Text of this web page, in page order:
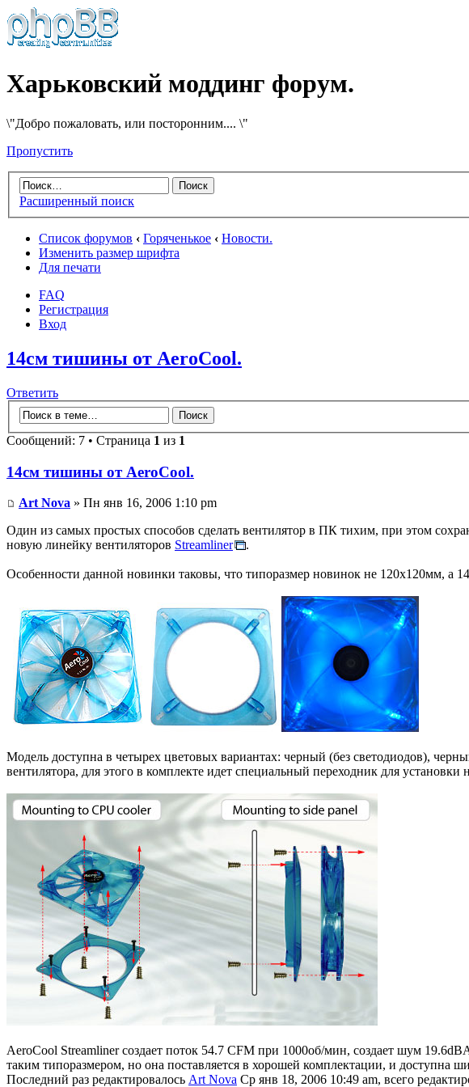
Харьковский моддинг форум.
\"Добро пожаловать, или посторонним.... \"
Пропустить
Расширенный поиск
Список форумов ‹ Горяченькое ‹ Новости.
Изменить размер шрифта
Для печати
FAQ
Регистрация
Вход
14см тишины от AeroCool.
Ответить
Сообщений: 7 • Страница 1 из 1
14см тишины от AeroCool.
Art Nova » Пн янв 16, 2006 1:10 pm
Один из самых простых способов сделать вентилятор в ПК тихим, при этом
новую линейку вентиляторов Streamliner .
Особенности данной новинки таковы, что типоразмер новинок не 120х120мм, а
Модель доступна в четырех цветовых вариантах: черный (без светодиодов),
вентилятора, для этого в комплекте идет специальный переходник для установки
AeroCool Streamliner создает поток 54.7 CFM при 1000об/мин, создает шум
таким типоразмером, но она поставляется в хорошей комплектации, и доступна
Последний раз редактировалось Art Nova Ср янв 18, 2006 10:49 am, всего